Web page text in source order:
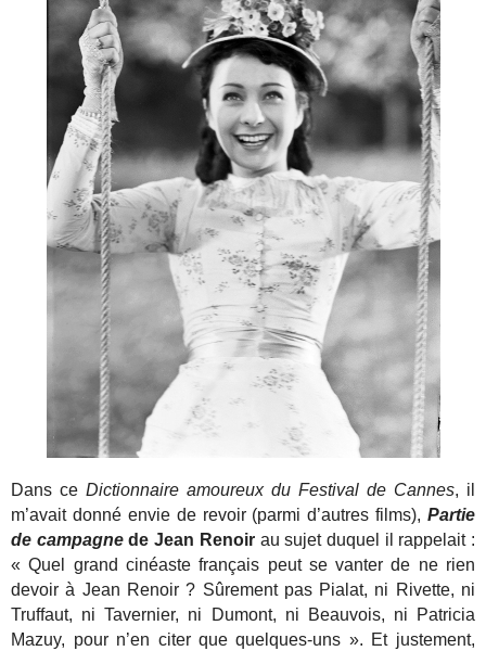
Dans ceDictionnaire amoureux du Festival de Cannes, il
m’avait donné envie de revoir (parmi d’autres films), Partie
de campagnede Jean Renoir au sujet duquel il rappelait :
« Quel grand cinéaste français peut se vanter de ne rien
devoir à Jean Renoir ? Sûrement pas Pialat, ni Rivette, ni
Truffaut, ni Tavernier, ni Dumont, ni Beauvois, ni Patricia
Mazuy, pour n’en citer que quelques-uns ». Et justement,